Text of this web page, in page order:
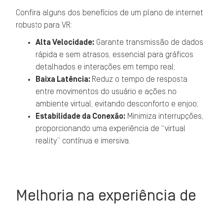
Confira alguns dos benefícios de um plano de internet
robusto para VR:
Alta Velocidade: Garante transmissão de dados
rápida e sem atrasos, essencial para gráficos
detalhados e interações em tempo real;
Baixa Latência: Reduz o tempo de resposta
entre movimentos do usuário e ações no
ambiente virtual, evitando desconforto e enjoo;
Estabilidade da Conexão: Minimiza interrupções,
proporcionando uma experiência de “virtual
reality” contínua e imersiva.
Melhoria na experiência de